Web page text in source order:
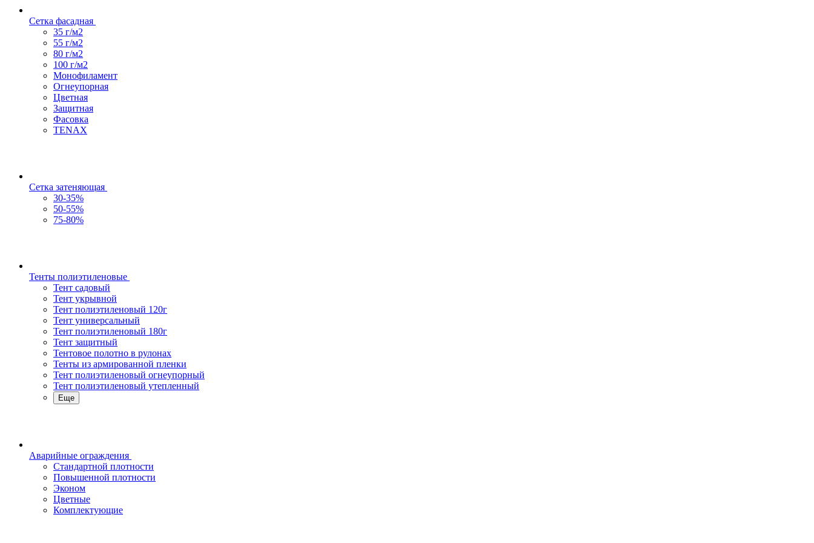
Сетка фасадная
35 г/м2
55 г/м2
80 г/м2
100 г/м2
Монофиламент
Огнеупорная
Цветная
Защитная
Фасовка
TENAX
Сетка затеняющая
30-35%
50-55%
75-80%
Тенты полиэтиленовые
Тент садовый
Тент укрывной
Тент полиэтиленовый 120г
Тент универсальный
Тент полиэтиленовый 180г
Тент защитный
Тентовое полотно в рулонах
Тенты из армированной пленки
Тент полиэтиленовый огнеупорный
Тент полиэтиленовый утепленный
Еще
Аварийные ограждения
Стандартной плотности
Повышенной плотности
Эконом
Цветные
Комплектующие